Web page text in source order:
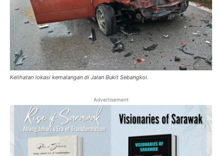
Kelihatan lokasi kemalangan di Jalan Bukit Sebangkoi.
Advertisement